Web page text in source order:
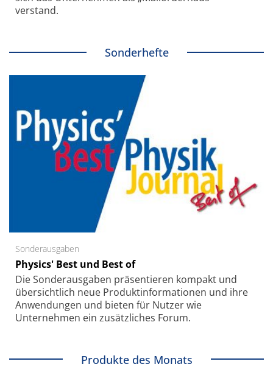
verstand.
Sonderhefte
Sonderausgaben
Physics' Best und Best of
Die Sonder­ausgaben präsentieren kompakt und
übersichtlich neue Produkt­informationen und ihre
Anwendungen und bieten für Nutzer wie
Unternehmen ein zusätzliches Forum.
Produkte des Monats